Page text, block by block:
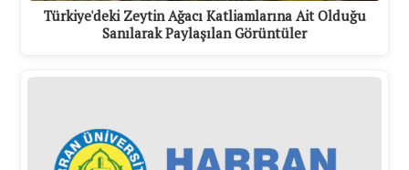
Türkiye'deki Zeytin Ağacı Katliamlarına Ait Olduğu
Sanılarak Paylaşılan Görüntüler